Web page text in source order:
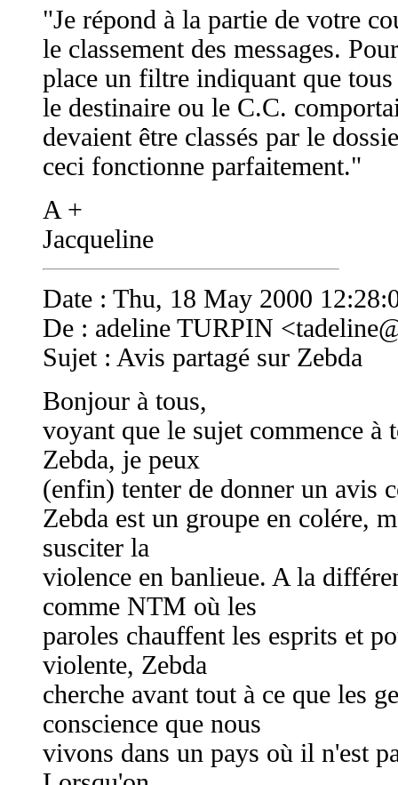
"Je répond à la partie de votre
le classement des messages.
place un filtre indiquant que tous
le destinaire ou le C.C.
devaient être classés par le
ceci fonctionne parfaitement."
A +
Jacqueline
Date : Thu, 18 May 2000
De : adeline TURPIN <
Sujet : Avis partagé sur Zebda
Bonjour à tous,
voyant que le sujet commence à
Zebda, je peux
(enfin) tenter de donner un avis
Zebda est un groupe en colére,
susciter la
violence en banlieue. A la
comme NTM où les
paroles chauffent les esprits et
violente, Zebda
cherche avant tout à ce que les
conscience que nous
vivons dans un pays où il n'est